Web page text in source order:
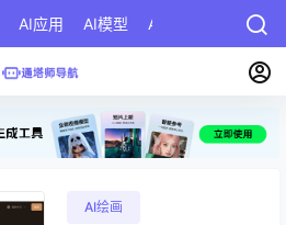
AI应用 AI模型 AI公司 AI提示词
AI绘画